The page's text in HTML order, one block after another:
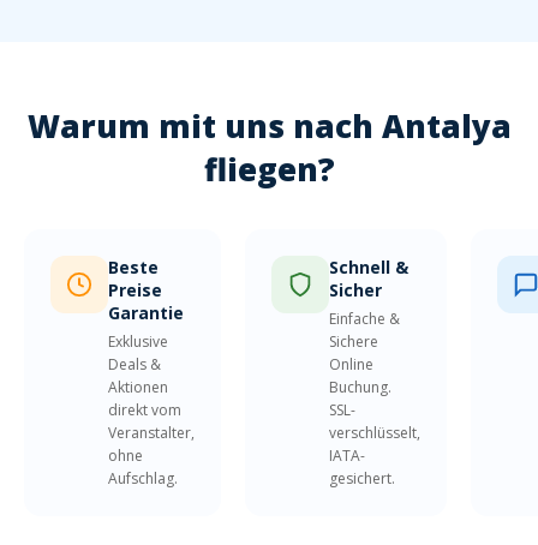
Warum mit uns nach Antalya
fliegen?
Beste
Preise
Garantie
Exklusive
Deals &
Aktionen
direkt vom
Veranstalter,
ohne
Aufschlag.
Schnell &
Sicher
Einfache &
Sichere
Online
Buchung.
SSL-
verschlüsselt,
IATA-
gesichert.